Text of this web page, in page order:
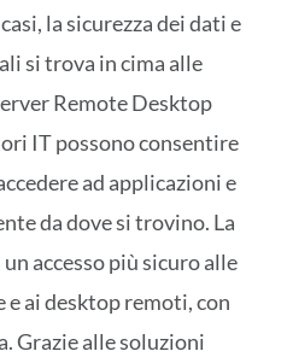
la sicurezza dei dati e
si trova in cima alle
Remote Desktop
IT possono consentire
ad applicazioni e
da dove si trovino. La
accesso più sicuro alle
ai desktop remoti, con
Grazie alle soluzioni